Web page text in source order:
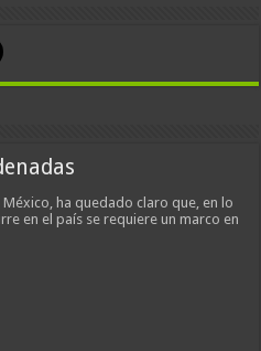
ha quedado claro que, en lo
en el país se requiere un marco en